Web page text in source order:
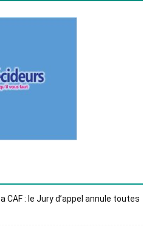
CAF : le Jury d’appel annule toutes